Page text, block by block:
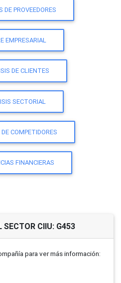
DE PROVEEDORES
EMPRESARIAL
DE CLIENTES
SECTORIAL
COMPETIDORES
FINANCIERAS
SECTOR CIIU: G453
para ver más información: